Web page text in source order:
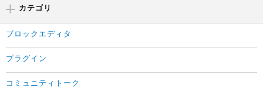
カテゴリ
ブロックエディタ
プラグイン
コミュニティトーク